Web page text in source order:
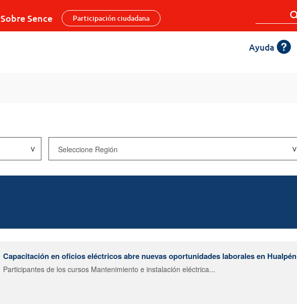
Sobre Sence Participación ciudadana
Ayuda
Capacitación en oficios eléctricos abre nuevas oportunidades laborales en Hualpén
Participantes de los cursos Mantenimiento e instalación eléctrica...